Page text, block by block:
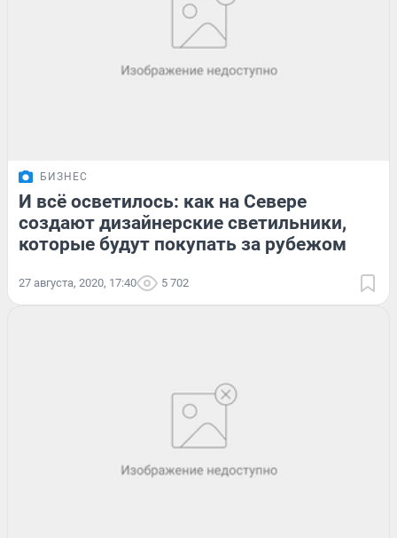
БИЗНЕС
И всё осветилось: как на Севере
создают дизайнерские светильники,
которые будут покупать за рубежом
27 августа, 2020, 17:40 5 702